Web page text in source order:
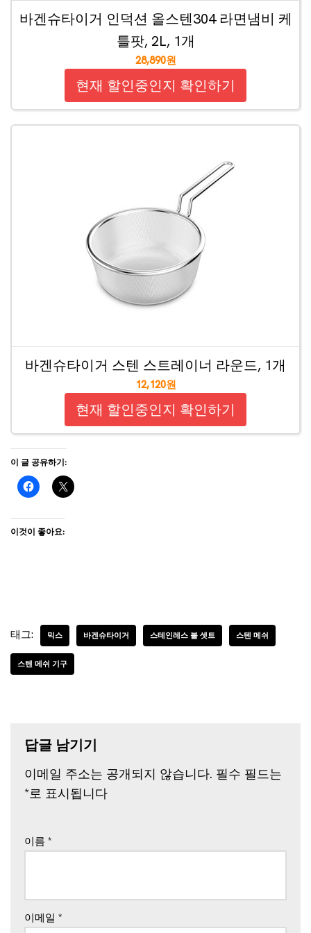
바겐슈타이거 인덕션 올스텐304 라면냄비 케
틀팟, 2L, 1개
28,890원
현재 할인중인지 확인하기
바겐슈타이거 스텐 스트레이너 라운드, 1개
12,120원
현재 할인중인지 확인하기
이 글 공유하기:
이것이 좋아요:
태그: 믹스 바겐슈타이거 스테인레스 볼 셋트 스텐 메쉬
스텐 메쉬 기구
답글 남기기
이메일 주소는 공개되지 않습니다. 필수 필드는
*로 표시됩니다
이름 *
이메일 *